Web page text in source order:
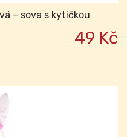
– sova s kytičkou
49 Kč